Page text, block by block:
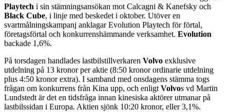
Playtech i sin stämningsansökan mot Calcagni & Kanefsky och
Black Cube, i linje med beskedet i oktober. Utöver en
svartmålningskampanj anklagar Evolution Playtech för förtal,
företagsförtal och konkurrenshämmande verksamhet. Evolution
backade 1,6%.
På torsdagen handlades lastbilstillverkaren Volvo exklusive
utdelning på 13 kronor per aktie (8:50 kronor ordinarie utdelning
plus 4:50 kronor extra). I samband med onsdagens stämma togs
frågan om konkurrens från Kina upp, och enligt Volvos vd Martin
Lundstedt är det en tidsfråga innan kinesiska aktörer utmanar på
lastbilssidan i Europa. Aktien sjönk 10:20 kronor, eller 3,1%.